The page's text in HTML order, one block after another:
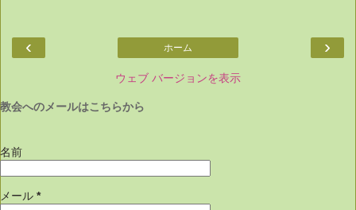
‹ ›
ホーム
ウェブ バージョンを表示
教会へのメールはこちらから
名前
メール *